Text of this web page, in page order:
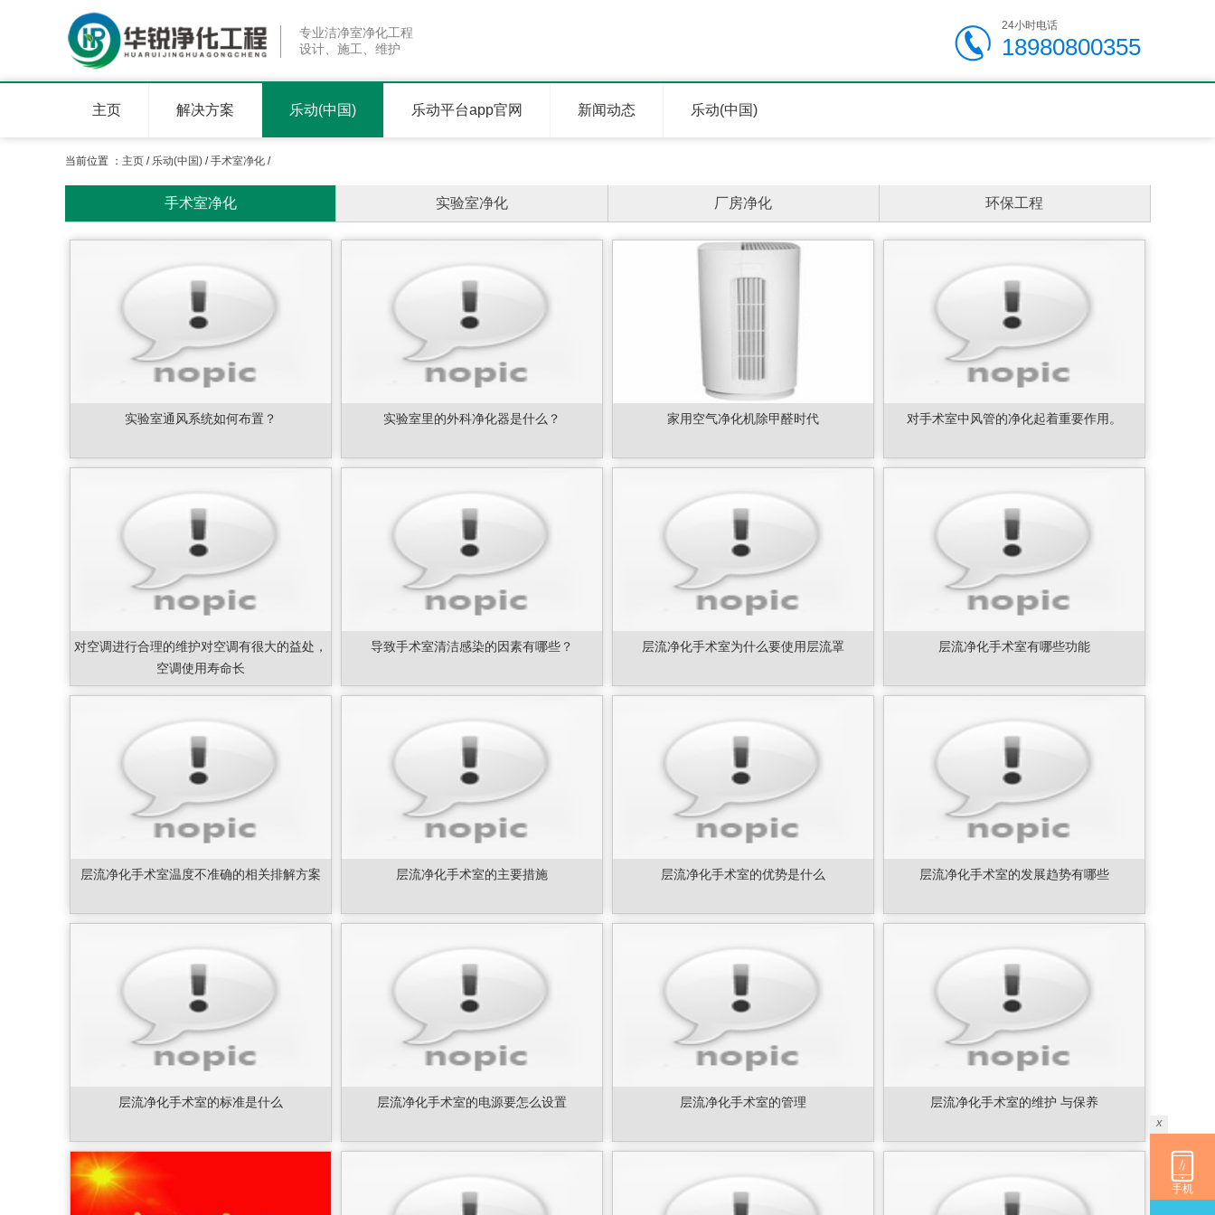
专业洁净室净化工程
设计、施工、维护
24小时电话
18980800355
主页 解决方案 乐动(中国) 乐动平台app官网 新闻动态 乐动(中国)
当前位置 ： 主页 / 乐动(中国) /手术室净化 /
手术室净化 实验室净化 厂房净化 环保工程
实验室通风系统如何布置？ 实验室里的外科净化器是什么？ 家用空气净化机除甲醛时代 对手术室中风管的净化起着重要作用。
对空调进行合理的维护对空调有很大的益处，
空调使用寿命长
导致手术室清洁感染的因素有哪些？ 层流净化手术室为什么要使用层流罩 层流净化手术室有哪些功能
层流净化手术室温度不准确的相关排解方案 层流净化手术室的主要措施 层流净化手术室的优势是什么 层流净化手术室的发展趋势有哪些
层流净化手术室的标准是什么 层流净化手术室的电源要怎么设置 层流净化手术室的管理 层流净化手术室的维护 与保养
x
手机